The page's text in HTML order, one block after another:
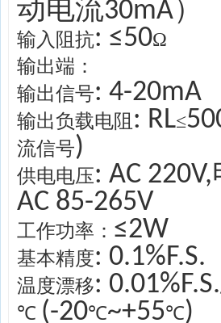
动电流30mA）
输入阻抗: ≤50Ω
输出端：
输出信号: 4-20mA
输出负载电阻 : RL≤
流信号)
供电电压: AC
AC 85-265V
工作功率： ≤2W
基本精度: 0.1%F.S.
温度漂移:
℃ (-20℃~+55℃)